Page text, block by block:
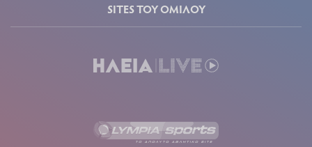
SITES ΤΟΥ ΟΜΙΛΟΥ